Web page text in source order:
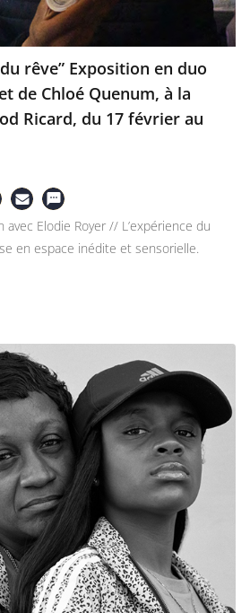
rêve” Exposition en duo
de Chloé Quenum, à la
Ricard, du 17 février au
avec Elodie Royer // L’expérience du
en espace inédite et sensorielle.